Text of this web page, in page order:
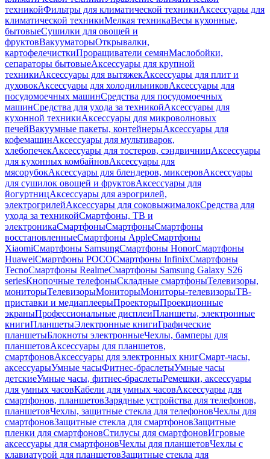
техникойФильтры для климатической техникиАксессуары для
климатической техникиМелкая техникаВесы кухонные,
бытовыеСушилки для овощей и
фруктовВакууматорыОткрывалки,
картофелечисткиПроращиватели семянМаслобойки,
сепараторы бытовыеАксессуары для крупной
техникиАксессуары для вытяжекАксессуары для плит и
духовокАксессуары для холодильниковАксессуары для
посудомоечных машинСредства для посудомоечных
машинСредства для ухода за техникойАксессуары для
кухонной техникиАксессуары для микроволновых
печейВакуумные пакеты, контейнерыАксессуары для
кофемашинАксессуары для мультиварок,
хлебопечекАксессуары для тостеров, сэндвичницАксессуары
для кухонных комбайновАксессуары для
мясорубокАксессуары для блендеров, миксеровАксессуары
для сушилок овощей и фруктовАксессуары для
йогуртницАксессуары для аэрогрилей,
электрогрилейАксессуары для соковыжималокСредства для
ухода за техникойСмартфоны, ТВ и
электроникаСмартфоныСмартфоныСмартфоны
восстановленныеСмартфоны AppleСмартфоны
XiaomiСмартфоны SamsungСмартфоны HonorСмартфоны
HuaweiСмартфоны POCOСмартфоны InfinixСмартфоны
TecnoСмартфоны RealmeСмартфоны Samsung Galaxy S26
seriesКнопочные телефоныСкладные смартфоныТелевизоры,
мониторыТелевизорыМониторыМониторы-телевизорыТВ-
приставки и медиаплеерыПроекторыПроекционные
экраныПрофессиональные дисплеиПланшеты, электронные
книгиПланшетыЭлектронные книгиГрафические
планшетыБлокноты электронныеЧехлы, бамперы для
планшетовАксессуары для планшетов,
смартфоновАксессуары для электронных книгСмарт-часы,
аксессуарыУмные часыФитнес-браслетыУмные часы
детскиеУмные часы, фитнес-браслетыРемешки, аксессуары
для умных часовКабели для умных часовАксессуары для
смартфонов, планшетовЗарядные устройства для телефонов,
планшетовЧехлы, защитные стекла для телефоновЧехлы для
смартфоновЗащитные стекла для смартфоновЗащитные
пленки для смартфоновСтилусы для смартфоновИгровые
аксессуары для смартфоновЧехлы для планшетовЧехлы с
клавиатурой для планшетовЗащитные стекла для